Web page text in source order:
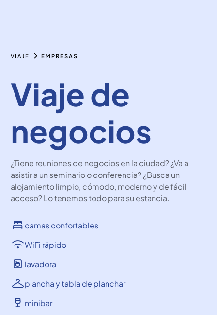
VIAJE EMPRESAS
Viaje de
negocios
¿Tiene reuniones de negocios en la ciudad? ¿Va a
asistir a un seminario o conferencia? ¿Busca un
alojamiento limpio, cómodo, moderno y de fácil
acceso? Lo tenemos todo para su estancia.
 camas confortables
WiFi rápido
 lavadora
plancha y tabla de planchar
 minibar